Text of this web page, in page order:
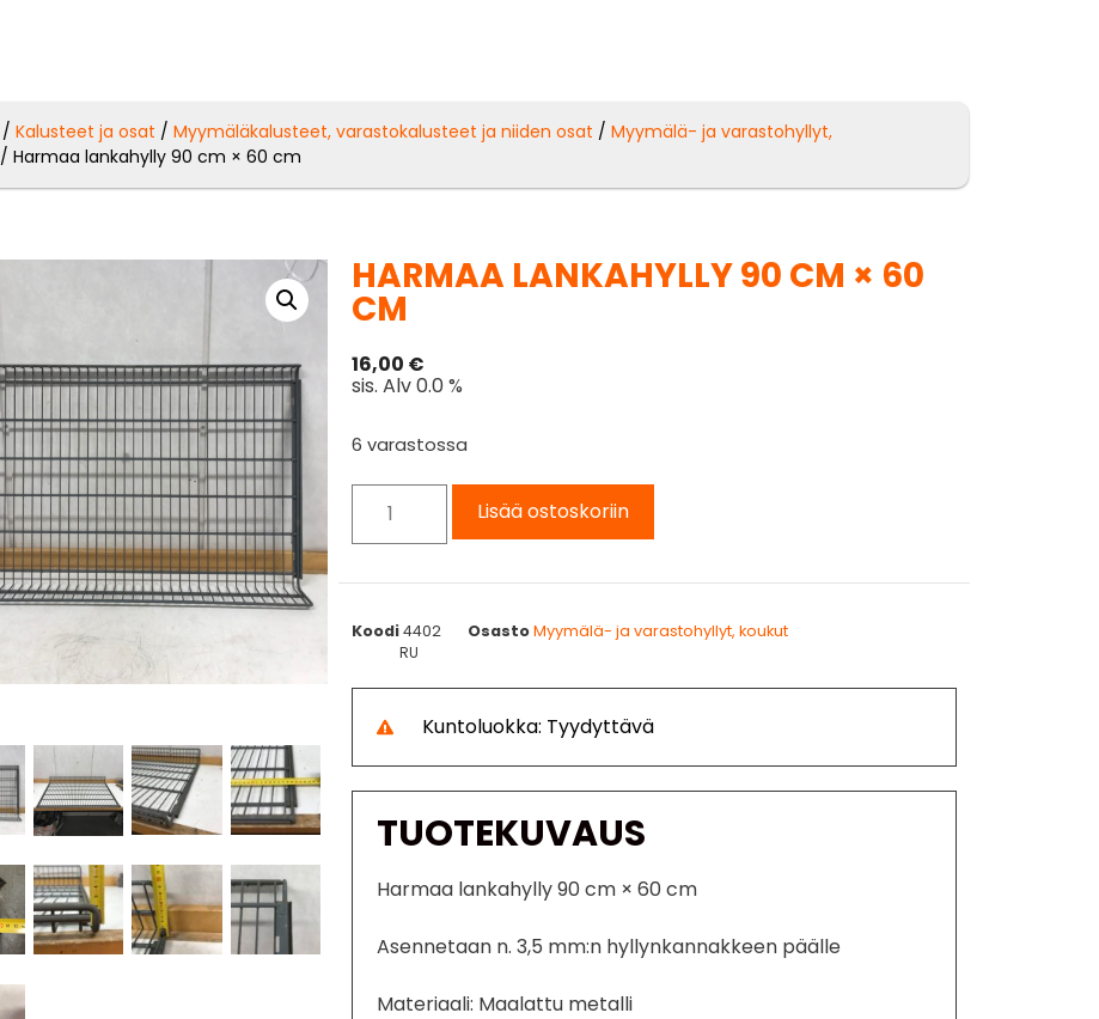
/Kalusteet ja osat /Myymäläkalusteet, varastokalusteet ja niiden osat /Myymälä- ja varastohyllyt,
/ Harmaa lankahylly 90 cm × 60 cm
HARMAA LANKAHYLLY 90 CM × 60
CM
16,00 €
sis. Alv 0.0 %
6 varastossa
Lisää ostoskoriin
Koodi4402 Osasto Myymälä- ja varastohyllyt, koukut
RU
Kuntoluokka: Tyydyttävä
TUOTEKUVAUS
Harmaa lankahylly 90 cm × 60 cm
Asennetaan n. 3,5 mm:n hyllynkannakkeen päälle
Materiaali: Maalattu metalli